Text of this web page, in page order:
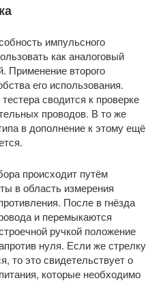
импульсного
как аналоговый
Применение второго
его использования.
сводится к проверке
проводов. В то же
в дополнение к этому ещё
происходит путём
в область измерения
После в гнёзда
и перемыкаются
ручкой положение
нуля. Если же стрелку
то это свидетельствует о
которые необходимо